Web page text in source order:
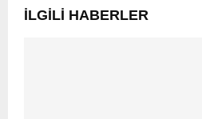
İLGILI HABERLER